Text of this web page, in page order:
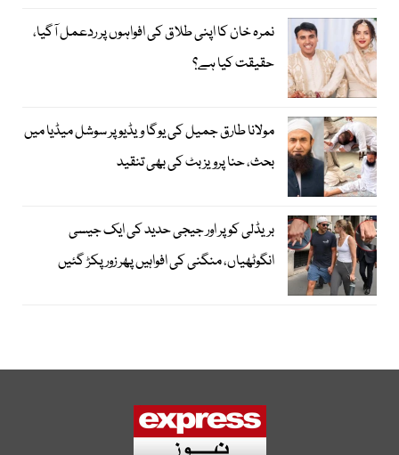
نمرہ خان کا اپنی طلاق کی افواہوں پر ردعمل آگیا،
حقیقت کیا ہے؟
مولانا طارق جمیل کی یوگا ویڈیو پر سوشل میڈیا میں
بحث، حنا پرویز بٹ کی بھی تنقید
بریڈلی کوپر اور جیجی حدید کی ایک جیسی
انگوٹھیاں، منگنی کی افواہیں پھر زور پکڑ گئیں